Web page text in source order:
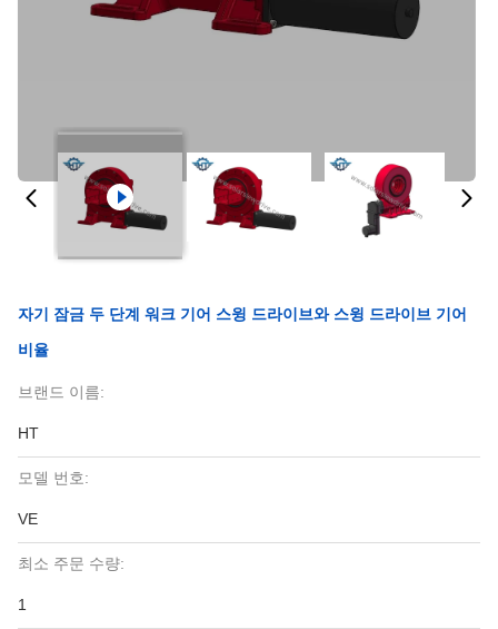
자기 잠금 두 단계 워크 기어 스윙 드라이브와 스윙 드라이브 기어
비율
브랜드 이름:
HT
모델 번호:
VE
최소 주문 수량:
1